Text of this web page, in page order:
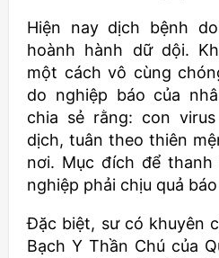
Hiện nay dịch bệnh
hoành hành dữ dội.
một cách vô cùng
do nghiệp báo của
chia sẻ rằng: con
dịch, tuân theo thiên
nơi. Mục đích để
nghiệp phải chịu quả
Đặc biệt, sư có khuyên
Bạch Y Thần Chú của